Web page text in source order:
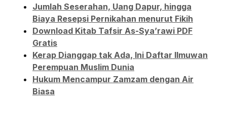
Jumlah Seserahan, Uang Dapur, hingga
Biaya Resepsi Pernikahan menurut Fikih
Download Kitab Tafsir As-Sya’rawi PDF
Gratis
Kerap Dianggap tak Ada, Ini Daftar Ilmuwan
Perempuan Muslim Dunia
Hukum Mencampur Zamzam dengan Air
Biasa